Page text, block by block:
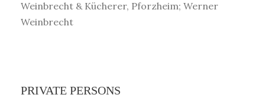
Weinbrecht & Kücherer, Pforzheim; Werner
Weinbrecht
PRIVATE PERSONS